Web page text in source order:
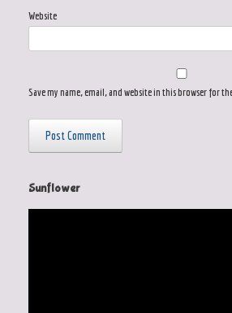
Website
Save my name, email, and website in this browser for
Sunflower